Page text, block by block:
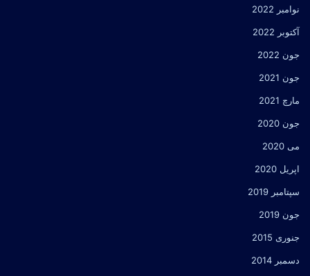
نوامبر 2022
آکتوبر 2022
جون 2022
جون 2021
مارچ 2021
جون 2020
می 2020
اپریل 2020
سپتامبر 2019
جون 2019
جنوری 2015
دسمبر 2014